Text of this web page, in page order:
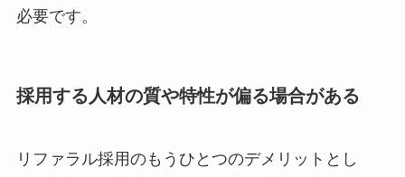
必要です。
採用する人材の質や特性が偏る場合がある
リファラル採用のもうひとつのデメリットとし